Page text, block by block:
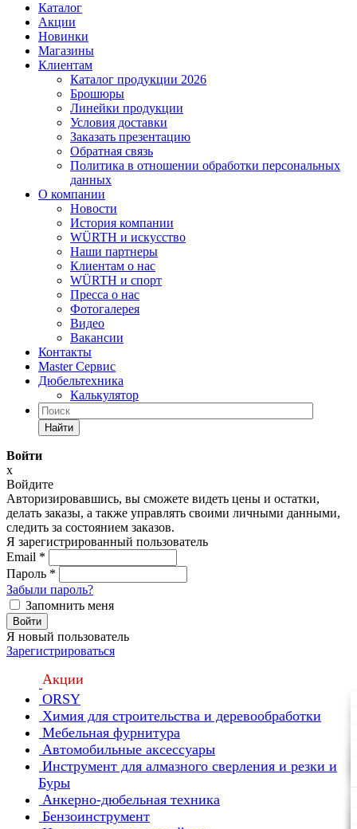
Каталог
Акции
Новинки
Магазины
Клиентам
Каталог продукции 2026
Брошюры
Линейки продукции
Условия доставки
Заказать презентацию
Обратная связь
Политика в отношении обработки персональных
данных
О компании
Новости
История компании
WÜRTH и искусство
Наши партнеры
Клиентам о нас
WÜRTH и спорт
Пресса о нас
Фотогалерея
Видео
Вакансии
Контакты
Master Сервис
Дюбельтехника
Калькулятор
Найти
Войти
x
Войдите
Авторизировавшись, вы сможете видеть цены и остатки,
делать заказы, а также управлять своими личными данными,
следить за состоянием заказов.
Я зарегистрированный пользователь
Email *
Пароль *
Забыли пароль?
Запомнить меня
Войти
Я новый пользователь
Зарегистрироваться
Акции
ORSY
Химия для строительства и деревообработки
Мебельная фурнитура
Автомобильные аксессуары
Инструмент для алмазного сверления и резки и
Буры
Анкерно-дюбельная техника
Бензоинструмент